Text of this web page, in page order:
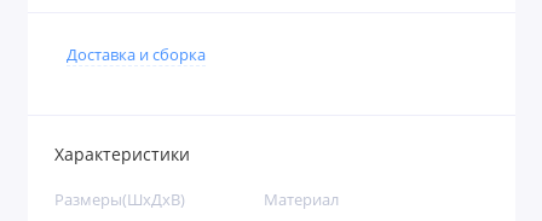
Доставка и сборка
Характеристики
Размеры(ШхДхВ) Материал